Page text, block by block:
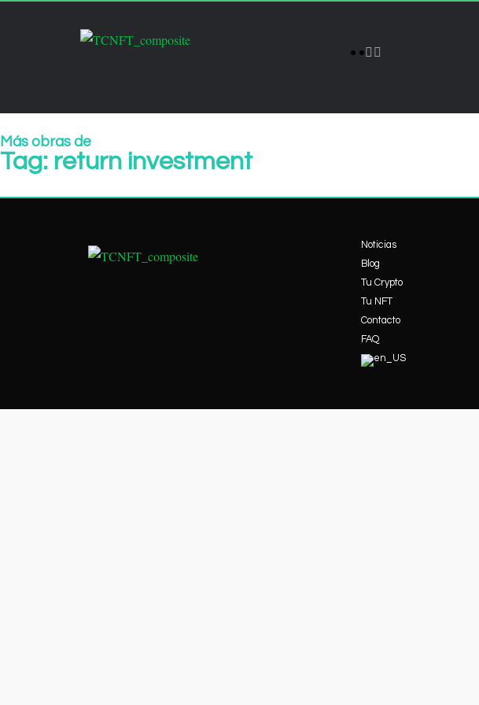
Más obras de
Tag: return investment
Noticias
Blog
Tu Crypto
Tu NFT
Contacto
FAQ